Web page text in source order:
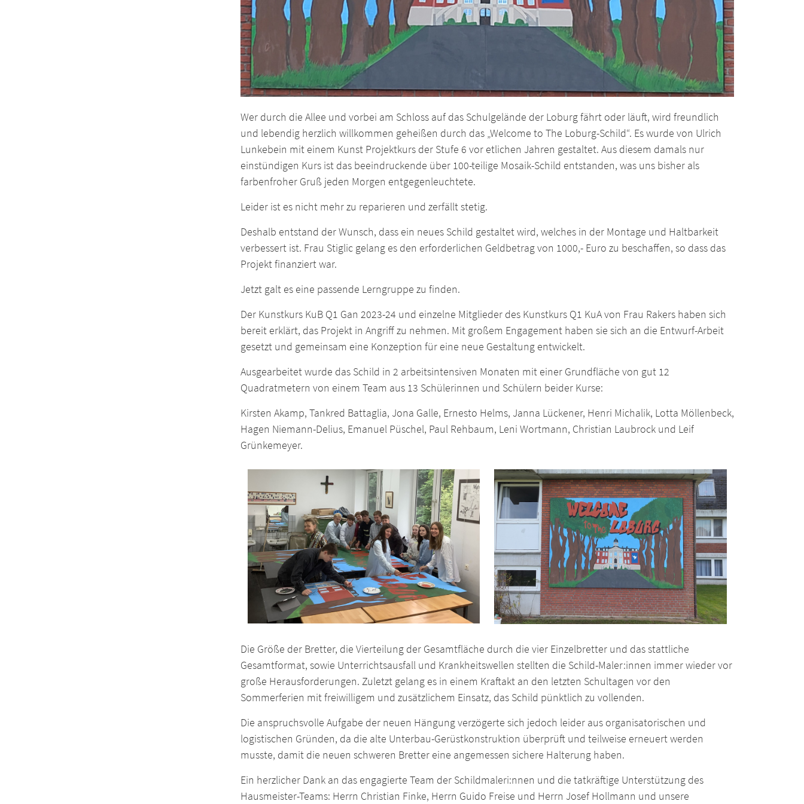
Wer durch die Allee und vorbei am Schloss auf das Schulgelände der Loburg fährt oder läuft, wird freundlich
und lebendig herzlich willkommen geheißen durch das „Welcome to The Loburg-Schild“. Es wurde von Ulrich
Lunkebein mit einem Kunst Projektkurs der Stufe 6 vor etlichen Jahren gestaltet. Aus diesem damals nur
einstündigen Kurs ist das beeindruckende über 100-teilige Mosaik-Schild entstanden, was uns bisher als
farbenfroher Gruß jeden Morgen entgegenleuchtete.
Leider ist es nicht mehr zu reparieren und zerfällt stetig.
Deshalb entstand der Wunsch, dass ein neues Schild gestaltet wird, welches in der Montage und Haltbarkeit
verbessert ist. Frau Stiglic gelang es den erforderlichen Geldbetrag von 1000,- Euro zu beschaffen, so dass das
Projekt finanziert war.
Jetzt galt es eine passende Lerngruppe zu finden.
Der Kunstkurs KuB Q1 Gan 2023-24 und einzelne Mitglieder des Kunstkurs Q1 KuA von Frau Rakers haben sich
bereit erklärt, das Projekt in Angriff zu nehmen. Mit großem Engagement haben sie sich an die Entwurf-Arbeit
gesetzt und gemeinsam eine Konzeption für eine neue Gestaltung entwickelt.
Ausgearbeitet wurde das Schild in 2 arbeitsintensiven Monaten mit einer Grundfläche von gut 12
Quadratmetern von einem Team aus 13 Schülerinnen und Schülern beider Kurse:
Kirsten Akamp, Tankred Battaglia, Jona Galle, Ernesto Helms, Janna Lückener, Henri Michalik, Lotta Möllenbeck,
Hagen Niemann-Delius, Emanuel Püschel, Paul Rehbaum, Leni Wortmann, Christian Laubrock und Leif
Grünkemeyer.
Die Größe der Bretter, die Vierteilung der Gesamtfläche durch die vier Einzelbretter und das stattliche
Gesamtformat, sowie Unterrichtsausfall und Krankheitswellen stellten die Schild-Maler:innen immer wieder vor
große Herausforderungen. Zuletzt gelang es in einem Kraftakt an den letzten Schultagen vor den
Sommerferien mit freiwilligem und zusätzlichem Einsatz, das Schild pünktlich zu vollenden.
Die anspruchsvolle Aufgabe der neuen Hängung verzögerte sich jedoch leider aus organisatorischen und
logistischen Gründen, da die alte Unterbau-Gerüstkonstruktion überprüft und teilweise erneuert werden
musste, damit die neuen schweren Bretter eine angemessen sichere Halterung haben.
Ein herzlicher Dank an das engagierte Team der Schildmaleri:nnen und die tatkräftige Unterstützung des
Hausmeister-Teams: Herrn Christian Finke, Herrn Guido Freise und Herrn Josef Hollmann und unsere